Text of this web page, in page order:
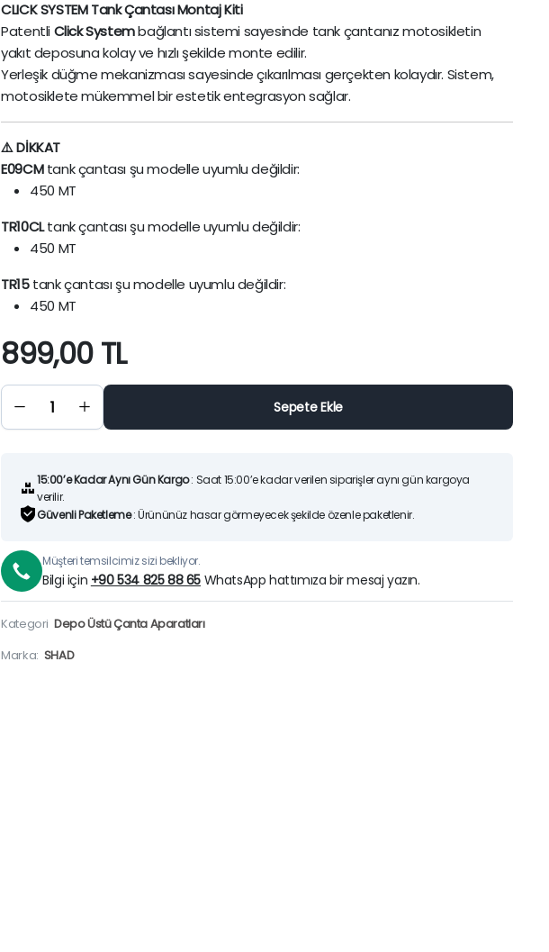
fiyat:
andaki
fiyat:
İndirimleri ürünlerimizi
CLICK SYSTEM Tank Çantası Montaj Kiti
PatentliClick Systembağlantı sistemi sayesinde tank çantanız motosikletin
yakıt deposuna kolay ve hızlı şekilde monte edilir.
Yerleşik düğme mekanizması sayesinde çıkarılması gerçekten kolaydır. Sistem,
motosiklete mükemmel bir estetik entegrasyon sağlar.
⚠️ DİKKAT
E09CMtank çantası şu modelle uyumlu değildir:
450 MT
TR10CLtank çantası şu modelle uyumlu değildir:
450 MT
TR15tank çantası şu modelle uyumlu değildir:
450 MT
899,00 TL
DEPO
ÇANTA
APARATI
Sepete Ekle
15:00’e Kadar Aynı Gün Kargo: Saat 15:00’e kadar verilen siparişler aynı gün kargoya
verilir.
Güvenli Paketleme: Ürününüz hasar görmeyecek şekilde özenle paketlenir.
Müşteri temsilcimiz sizi bekliyor.
Bilgi için +90 534 825 88 65 WhatsApp hattımıza bir mesaj yazın.
Kategori Depo Üstü Çanta Aparatları
Marka: SHAD